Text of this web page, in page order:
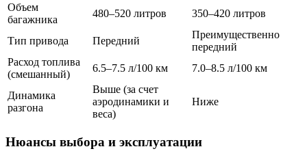
Объем
багажника
480–520 литров 350–420 литров
Тип привода Передний
Преимущественно
передний
Расход топлива
(смешанный)
6.5–7.5 л/100 км 7.0–8.5 л/100 км
Динамика
разгона
Выше (за счет
аэродинамики и
веса)
Ниже
Нюансы выбора и эксплуатации